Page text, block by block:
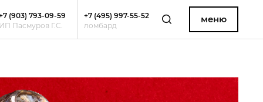
(903) 793-09-59
Пасмуров Г.С.
+7 (495) 997-55-52
ломбард
меню